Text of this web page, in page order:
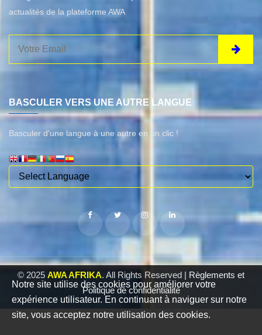
Notre site utilise des cookies pour améliorer votre
expérience utilisateur. En continuant à naviguer sur notre
site, vous acceptez notre utilisation des cookies.
actualités de la plateforme AWA
BASCULER VERS UNE AUTRE LANGUE
Basculer d'une langue à une autre en un clic !
© 2025 AWA AFRIKA. All Rights Reserved | Règlements et
Politique de confidentialité